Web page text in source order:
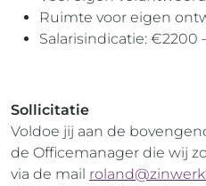
Ruimte voor eigen
Salarisindicatie: €2200
Sollicitatie
Voldoe jij aan de
de Officemanager die wij
via de mail